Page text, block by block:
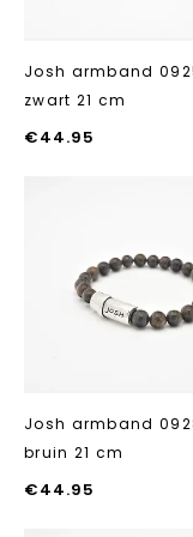
Josh armband
zwart 21 cm
€44.95
Josh armband
bruin 21 cm
€44.95